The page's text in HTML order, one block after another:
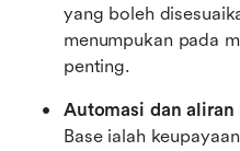
yang boleh
menumpukan pada
penting.
Automasi dan aliran